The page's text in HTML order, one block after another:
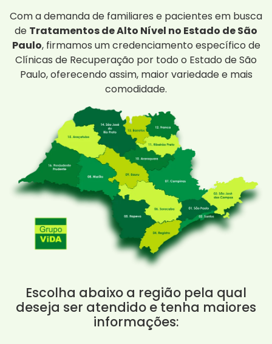
Com a demanda de familiares e pacientes em busca
de Tratamentos de Alto Nível no Estado de São
Paulo, firmamos um credenciamento específico de
Clínicas de Recuperação por todo o Estado de São
Paulo, oferecendo assim, maior variedade e mais
comodidade.
Escolha abaixo a região pela qual
deseja ser atendido e tenha maiores
informações: